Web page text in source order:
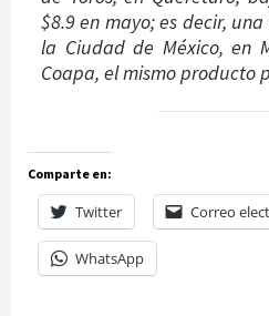
$8.9 en mayo; es decir,
la Ciudad de México, en
Coapa, el mismo producto
Comparte en:
Twitter Correo
WhatsApp